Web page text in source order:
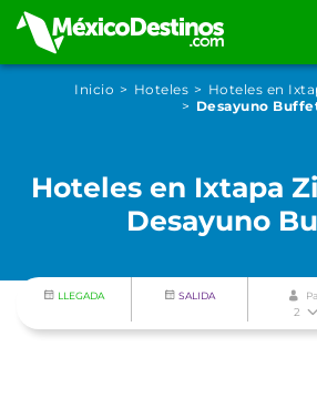
Inicio Hoteles
Hoteles en
Desayuno
Hoteles en Ixtapa
Desayuno
LLEGADA SALIDA
2